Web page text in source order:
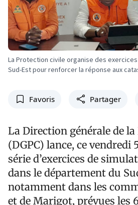
La Protection civile organise des
Sud-Est pour renforcer la réponse aux
Favoris Partager
La Direction générale de
(DGPC) lance, ce vendredi
série d’exercices de
dans le département du
notamment dans les
et de Marigot, prévues les